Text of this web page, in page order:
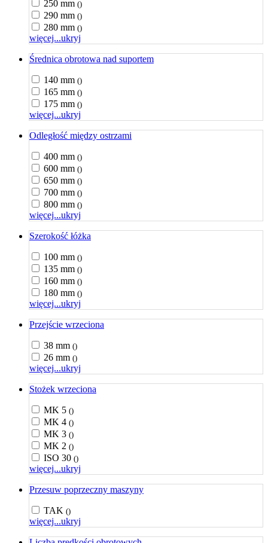
250 mm ()
290 mm ()
280 mm ()
więcej...ukryj
Średnica obrotowa nad suportem
140 mm ()
165 mm ()
175 mm ()
więcej...ukryj
Odległość między ostrzami
400 mm ()
600 mm ()
650 mm ()
700 mm ()
800 mm ()
więcej...ukryj
Szerokość łóżka
100 mm ()
135 mm ()
160 mm ()
180 mm ()
więcej...ukryj
Przejście wrzeciona
38 mm ()
26 mm ()
więcej...ukryj
Stożek wrzeciona
MK 5 ()
MK 4 ()
MK 3 ()
MK 2 ()
ISO 30 ()
więcej...ukryj
Przesuw poprzeczny maszyny
TAK ()
więcej...ukryj